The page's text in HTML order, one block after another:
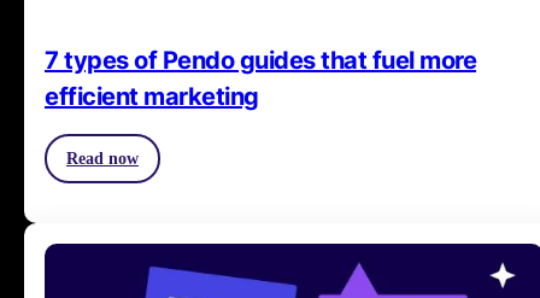
7 types of Pendo guides that fuel more
efficient marketing
Read now